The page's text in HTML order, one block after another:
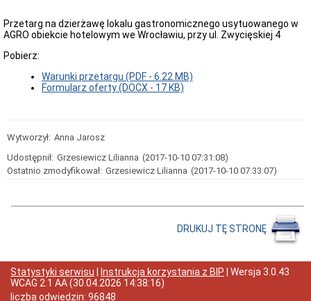
Kontrole
w
Wykaz
zbędnych
zużytych
Zamówienia
Publiczne
Plan
udzielenie
Rozstrzygnięcia
przetargów
Zapytania
ofertowe
Przetarg na dzierżawę lokalu gastronomicznego usytuowanego w
AGRO obiekcie hotelowym we Wrocławiu, przy ul. Zwycięskiej 4
Pobierz:
Warunki przetargu (PDF - 6.22 MB)
Formularz oferty (DOCX - 17 KB)
Wytworzył: Anna Jarosz
Udostępnił: Grzesiewicz Lilianna (2017-10-10 07:31:08)
Ostatnio zmodyfikował: Grzesiewicz Lilianna (2017-10-10 07:33:07)
DRUKUJ TĘ STRONĘ
Statystyki serwisu Instrukcja korzystania z BIP | Wersja 3.0.43
WCAG 2.1 AA(30.04.2026 14:38:16)
liczba odwiedzin: 96848